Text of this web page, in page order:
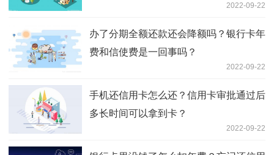
2022-09-22
办了分期全额还款还会降额吗？银行卡年
费和信使费是一回事吗？
2022-09-22
手机还信用卡怎么还？信用卡审批通过后
多长时间可以拿到卡？
2022-09-22